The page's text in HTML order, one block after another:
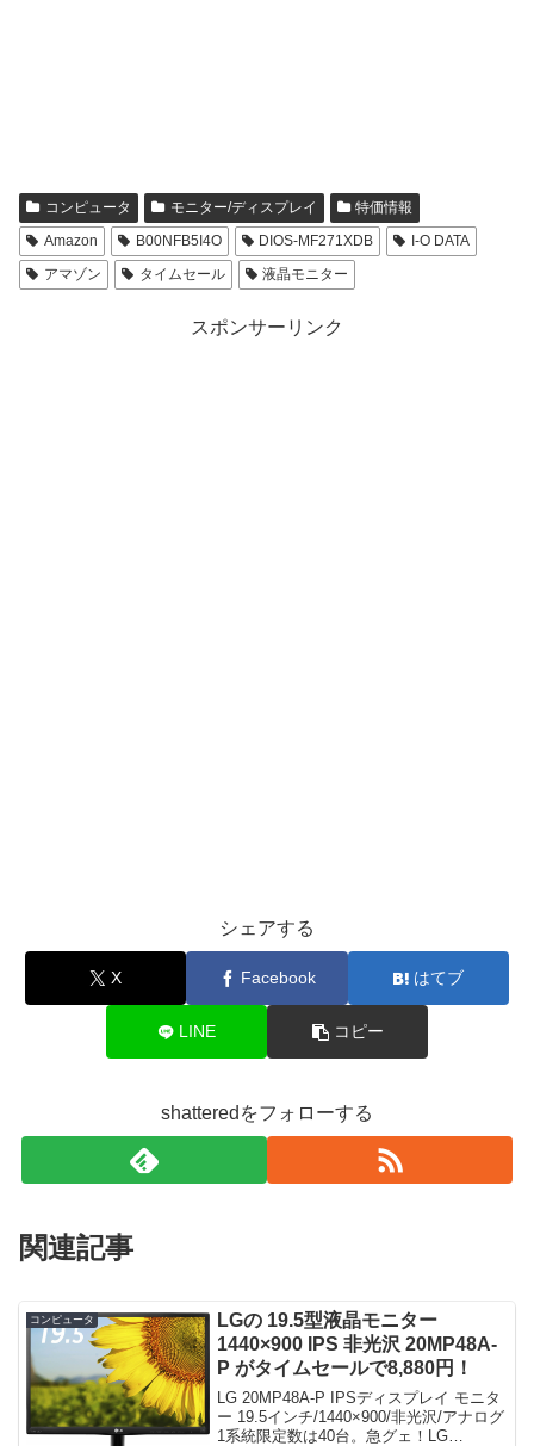
コンピュータ モニター/ディスプレイ
特価情報
Amazon
B00NFB5I4O DIOS-MF271XDB
I-O DATA
アマゾン
タイムセール 液晶モニター
スポンサーリンク
シェアする
X Facebook はてブ
LINE コピー
shatteredをフォローする
関連記事
コンピュータ
LGの 19.5型液晶モニター
1440×900 IPS 非光沢 20MP48A-
P がタイムセールで8,880円！
LG 20MP48A-P IPSディスプレイ モニタ
ー 19.5インチ/1440×900/非光沢/アナログ
1系統限定数は40台。急グェ！LG